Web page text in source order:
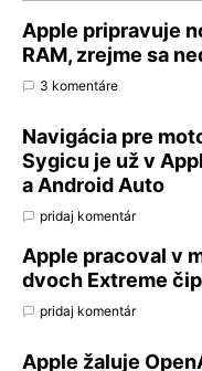
Apple pripravuje
RAM, zrejme sa
3 komentáre
Navigácia pre
Sygicu je už v
a Android Auto
pridaj komentár
Apple pracoval v
dvoch Extreme
pridaj komentár
Apple žaluje